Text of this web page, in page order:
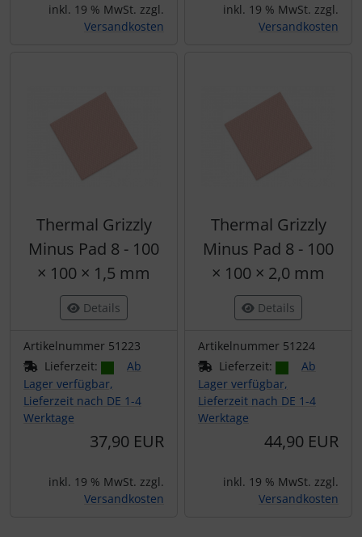
inkl. 19 % MwSt. zzgl.
Versandkosten
inkl. 19 % MwSt. zzgl.
Versandkosten
Thermal Grizzly
Minus Pad 8 - 100
× 100 × 1,5 mm
Details
Artikelnummer 51223
Lieferzeit:
Ab
Lager verfügbar,
Lieferzeit nach DE 1-4
Werktage
37,90 EUR
inkl. 19 % MwSt. zzgl.
Versandkosten
Thermal Grizzly
Minus Pad 8 - 100
× 100 × 2,0 mm
Details
Artikelnummer 51224
Lieferzeit:
Ab
Lager verfügbar,
Lieferzeit nach DE 1-4
Werktage
44,90 EUR
inkl. 19 % MwSt. zzgl.
Versandkosten